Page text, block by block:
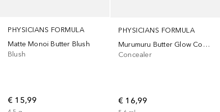
PHYSICIANS FORMULA
Matte Monoi Butter Blush
Blush
€ 15,99
PHYSICIANS FORMULA
Murumuru Butter Glow Concealer
Concealer
€ 16,99